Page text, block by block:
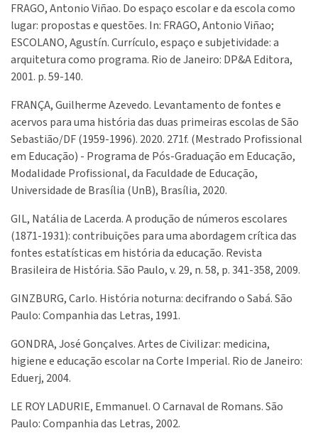
FRAGO, Antonio Viñao. Do espaço escolar e da escola como
lugar: propostas e questões. In: FRAGO, Antonio Viñao;
ESCOLANO, Agustín. Currículo, espaço e subjetividade: a
arquitetura como programa. Rio de Janeiro: DP&A Editora,
2001. p. 59-140.
FRANÇA, Guilherme Azevedo. Levantamento de fontes e
acervos para uma história das duas primeiras escolas de São
Sebastião/DF (1959-1996). 2020. 271f. (Mestrado Profissional
em Educação) - Programa de Pós-Graduação em Educação,
Modalidade Profissional, da Faculdade de Educação,
Universidade de Brasília (UnB), Brasília, 2020.
GIL, Natália de Lacerda. A produção de números escolares
(1871-1931): contribuições para uma abordagem crítica das
fontes estatísticas em história da educação. Revista
Brasileira de História. São Paulo, v. 29, n. 58, p. 341-358, 2009.
GINZBURG, Carlo. História noturna: decifrando o Sabá. São
Paulo: Companhia das Letras, 1991.
GONDRA, José Gonçalves. Artes de Civilizar: medicina,
higiene e educação escolar na Corte Imperial. Rio de Janeiro:
Eduerj, 2004.
LE ROY LADURIE, Emmanuel. O Carnaval de Romans. São
Paulo: Companhia das Letras, 2002.